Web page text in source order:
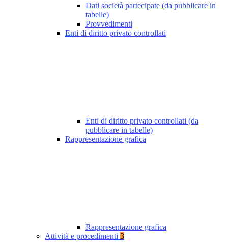
Dati società partecipate (da pubblicare in
tabelle)
Provvedimenti
Enti di diritto privato controllati
Enti di diritto privato controllati (da
pubblicare in tabelle)
Rappresentazione grafica
Rappresentazione grafica
Attività e procedimenti 3